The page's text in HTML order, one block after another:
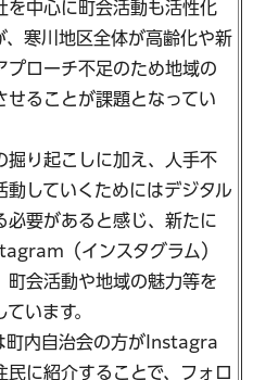
を中心に町会活動も活性化
、寒川地区全体が高齢化や新
プローチ不足のため地域の
せることが課題となってい
掘り起こしに加え、人手不
動していくためにはデジタル
必要があると感じ、新たに
（インスタグラム）
町会活動や地域の魅力等を
います。
町内自治会の方がInstagra
民に紹介することで、フォロ